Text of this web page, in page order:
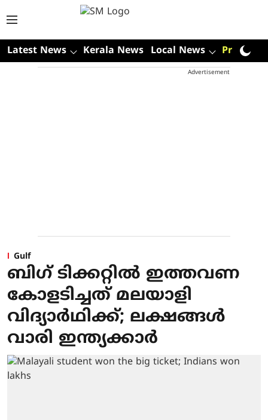
Latest News Kerala News Local News Premium
Advertisement
Gulf
ബിഗ് ടിക്കറ്റില്‍ ഇത്തവണ
കോളടിച്ചത് മലയാളി
വിദ്യാര്‍ഥിക്ക്; ലക്ഷങ്ങള്‍
വാരി ഇന്ത്യക്കാര്‍